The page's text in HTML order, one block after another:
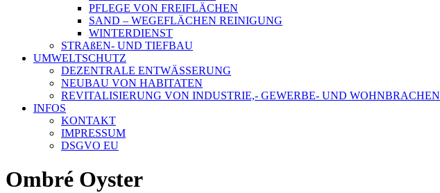
PFLEGE VON FREIFLÄCHEN
SAND – WEGEFLÄCHEN REINIGUNG
WINTERDIENST
STRAßEN- UND TIEFBAU
UMWELTSCHUTZ
DEZENTRALE ENTWÄSSERUNG
NEUBAU VON HABITATEN
REVITALISIERUNG VON INDUSTRIE,- GEWERBE- UND WOHNBRACHEN
INFOS
KONTAKT
IMPRESSUM
DSGVO EU
Ombré Oyster